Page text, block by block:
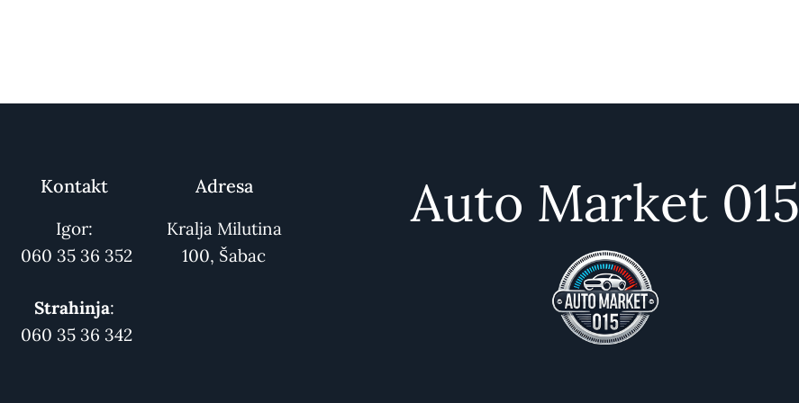
Kontakt
Igor:
060 35 36 352
Strahinja:
060 35 36 342
Adresa
Kralja Milutina
100, Šabac
Auto Market 015